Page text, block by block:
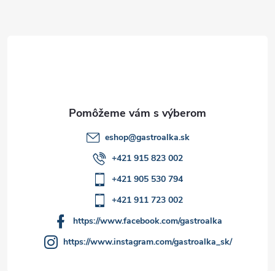
eshop@gastroalka.sk
+421 915 823 002
+421 905 530 794
+421 911 723 002
https://www.facebook.com/gastroalka
https://www.instagram.com/gastroalka_sk/